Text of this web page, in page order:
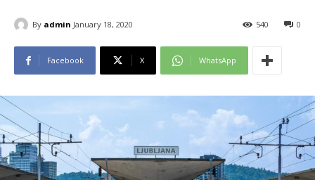
By admin January 18, 2020 0
540
Facebook X WhatsApp